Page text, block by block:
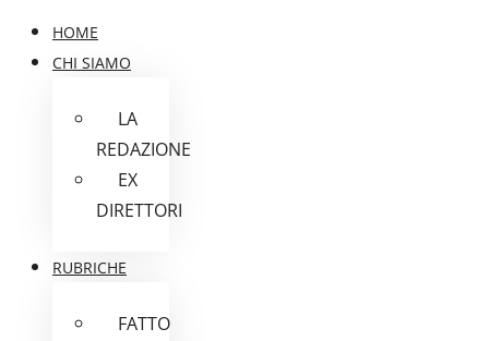
HOME
CHI SIAMO
LA
REDAZIONE
EX
DIRETTORI
RUBRICHE
FATTO